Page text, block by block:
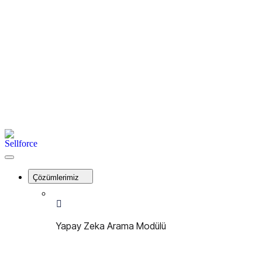
Menu
Sellforce
Close
Çözümlerimiz
Yapay Zeka Arama Modülü